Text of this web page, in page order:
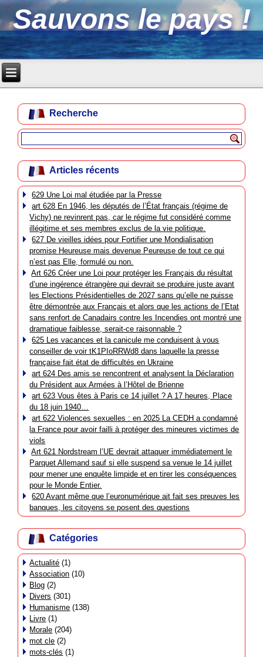
Sauvons le pays !
Recherche
Articles récents
629 Une Loi mal étudiée par la Presse
art 628 En 1946, les députés de l’État français (régime de
Vichy) ne revinrent pas, car le régime fut considéré comme
illégitime et ses membres exclus de la vie politique.
627 De vieilles idées pour Fortifier une Mondialisation
promise Heureuse mais devenue Peureuse de tout ce qui
n’est pas Elle, formulé ou non.
Art 626 Créer une Loi pour protéger les Français du résultat
d’une ingérence étrangère qui devrait se produire juste avant
les Elections Présidentielles de 2027 sans qu’elle ne puisse
être démontrée aux Français et alors que les actions de l’Etat
sans renfort de Canadairs contre les Incendies ont montré une
dramatique faiblesse, serait-ce raisonnable ?
625 Les vacances et la canicule me conduisent à vous
conseiller de voir tK1PIoRRWd8 dans laquelle la presse
française fait état de difficultés en Ukraine
art 624 Des amis se rencontrent et analysent la Déclaration
du Président aux Armées à l’Hôtel de Brienne
art 623 Vous êtes à Paris ce 14 juillet ? A 17 heures, Place
du 18 juin 1940…
art 622 Violences sexuelles : en 2025 La CEDH a condamné
la France pour avoir failli à protéger des mineures victimes de
viols
Art 621 Nordstream l’UE devrait attaquer immédiatement le
Parquet Allemand sauf si elle suspend sa venue le 14 juillet
pour mener une enquête limpide et en tirer les conséquences
pour le Monde Entier.
620 Avant même que l’euronumérique ait fait ses preuves les
banques, les citoyens se posent des questions
Catégories
Actualité (1)
Association (10)
Blog (2)
Divers (301)
Humanisme (138)
Livre (1)
Morale (204)
mot cle (2)
mots-clés (1)